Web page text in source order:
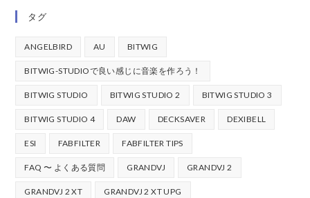
タグ
ANGELBIRD AU BITWIG
BITWIG-STUDIOで良い感じに音楽を作ろう！
BITWIG STUDIO BITWIG STUDIO 2 BITWIG STUDIO 3
BITWIG STUDIO 4 DAW DECKSAVER DEXIBELL
ESI FABFILTER FABFILTER TIPS
FAQ 〜 よくある質問 GRANDVJ GRANDVJ 2
GRANDVJ 2 XT GRANDVJ 2 XT UPG